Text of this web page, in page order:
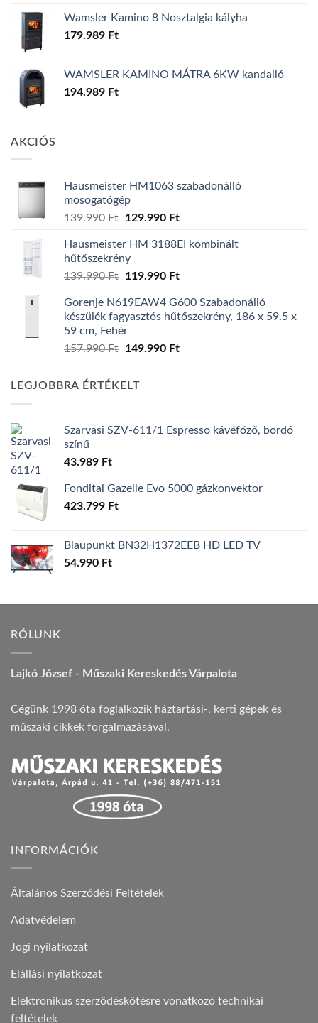
Wamsler Kamino 8 Nosztalgia kályha
179.989 Ft
WAMSLER KAMINO MÁTRA 6KW kandalló
194.989 Ft
AKCIÓS
Hausmeister HM1063 szabadonálló
mosogatógép
139.990Ft
Original
was:
139.990 Ft.
129.990 FtCurrent
is:
Hausmeister HM 3188EI kombinált
hűtőszekrény
139.990Ft
Original
was:
139.990 Ft.
119.990 FtCurrent
is:
119.990 Ft.
Gorenje N619EAW4 G600 Szabadonálló
készülék fagyasztós hűtőszekrény, 186 x 59.5 x
59 cm, Fehér
157.990Ft
Original
157.990 Ft.
149.990 FtCurrent
LEGJOBBRA ÉRTÉKELT
Szarvasi SZV-611/1 Espresso kávéfőző, bordó
színű
43.989 Ft
Fondital Gazelle Evo 5000 gázkonvektor
423.799 Ft
Blaupunkt BN32H1372EEB HD LED TV
54.990 Ft
RÓLUNK
Lajkó József - Műszaki Kereskedés Várpalota
Cégünk 1998 óta foglalkozik háztartási-, kerti gépek és
műszaki cikkek forgalmazásával.
INFORMÁCIÓK
Általános Szerződési Feltételek
Adatvédelem
Jogi nyilatkozat
Elállási nyilatkozat
Elektronikus szerződéskötésre vonatkozó technikai
feltételek